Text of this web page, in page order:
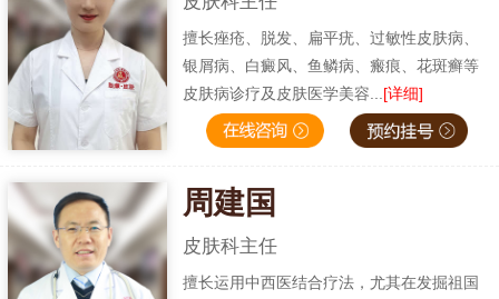
擅长痤疮、脱发、扁平疣、过敏性皮肤病、
银屑病、白癜风、鱼鳞病、瘢痕、花斑癣等
皮肤病诊疗及皮肤医学美容... [详细]
周建国
皮肤科主任
擅长运用中西医结合疗法，尤其在发掘祖国